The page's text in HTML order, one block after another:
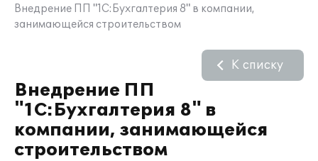
Внедрение ПП "1С:Бухгалтерия 8" в компании,
занимающейся строительством
Внедрение ПП
"1С:Бухгалтерия 8" в
компании, занимающейся
строительством
К списку